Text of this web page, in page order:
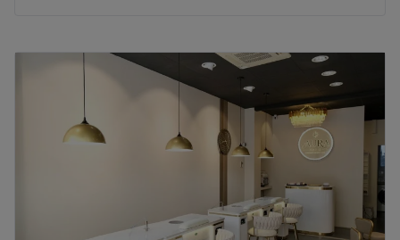
Dienstag
10:00 –19:00
19:00
10:00–19:00
Freitag
10:00–19:00
Samstag
10:00 – 20:00
Muss man zum Schönsein wirklich leiden? Nicht bei
RivaDerma Frankfurt! Im Laserzentrum für Ästhetik in